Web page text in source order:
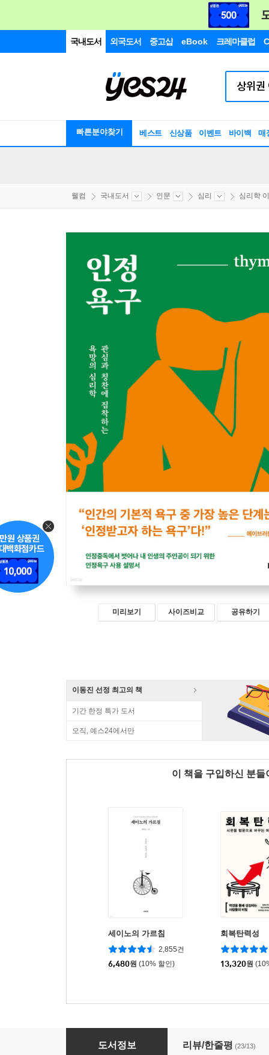
국내도서 외국도서 중고샵 eBook 크레마클럽
빠른분야찾기 베스트 신상품 이벤트 바이백 매
웰컴 국내도서 인문 심리 심리학
미리보기 사이즈비교 공유하기
이동진 선정 최고의 책
기간 한정 특가 도서
오직, 예스24에서만
이 책을 구입하신 분
세이노의 가르침
2,855건
6,480원 (10% 할인)
회복탄력성
13,320원
인정욕구
도서정보 리뷰/한줄평 (23/13)